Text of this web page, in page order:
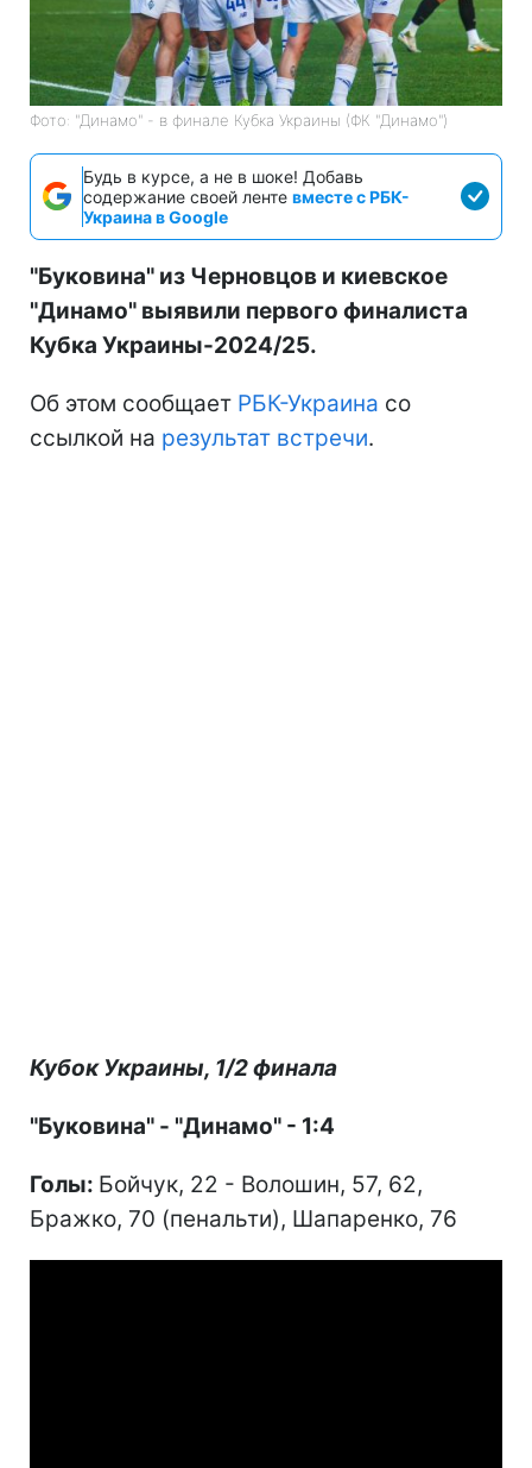
Фото: "Динамо" - в финале Кубка Украины (ФК "Динамо")
Будь в курсе, а не в шоке! Добавь
содержание своей ленте вместе с РБК-
Украина в Google
"Буковина" из Черновцов и киевское
"Динамо" выявили первого финалиста
Кубка Украины-2024/25.
Об этом сообщает РБК-Украина со
ссылкой на результат встречи.
Кубок Украины, 1/2 финала
"Буковина" - "Динамо" - 1:4
Голы: Бойчук, 22 - Волошин, 57, 62,
Бражко, 70 (пенальти), Шапаренко, 76